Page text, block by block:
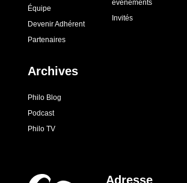
Équipe
Devenir Adhérent
Partenaires
événements
Invités
Archives
Philo Blog
Podcast
Philo TV
Adresse